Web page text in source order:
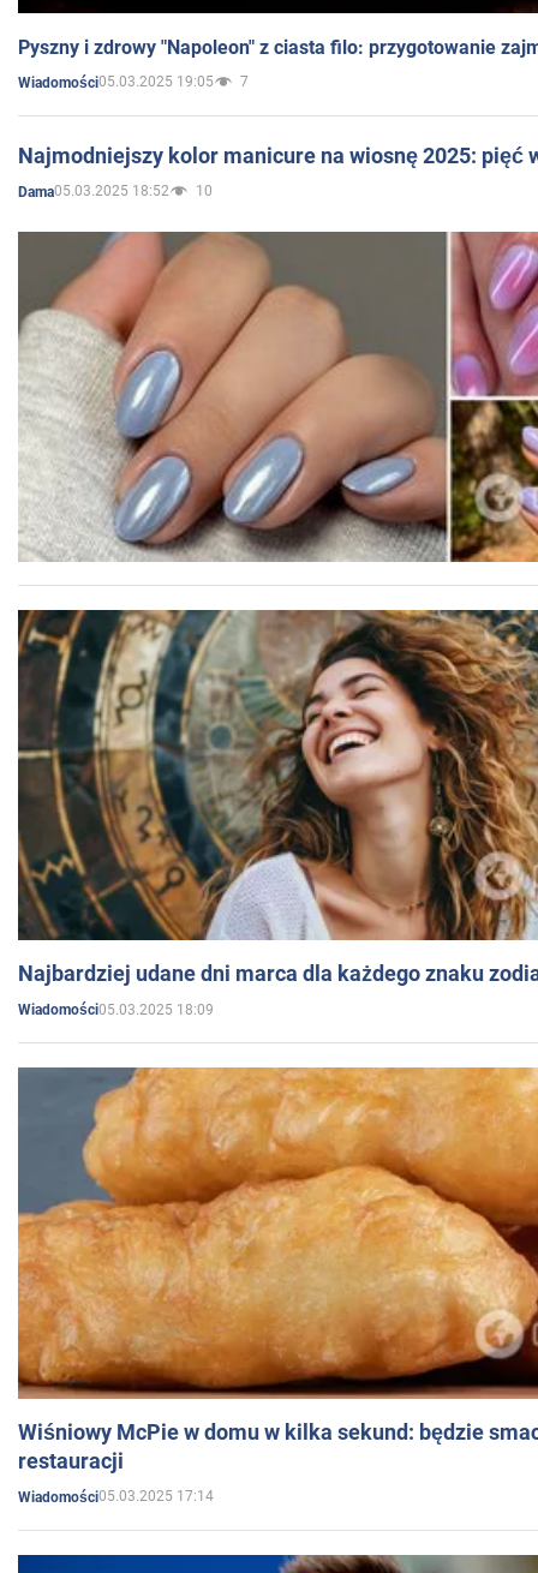
Pyszny i zdrowy "Napoleon" z ciasta filo: przygotowanie
Wiadomości05.03.2025 19:05 7
Najmodniejszy kolor manicure na wiosnę 2025: pięć
Dama05.03.2025 18:52 10
Najbardziej udane dni marca dla każdego znaku
Wiadomości05.03.2025 18:09
Wiśniowy McPie w domu w kilka sekund: będzie
restauracji
Wiadomości05.03.2025 17:14